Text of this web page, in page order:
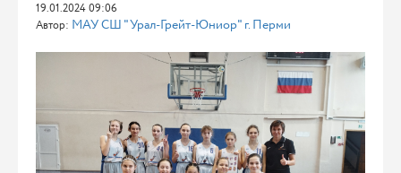
19.01.2024 09:06
Автор: МАУ СШ "Урал-Грейт-Юниор" г. Перми